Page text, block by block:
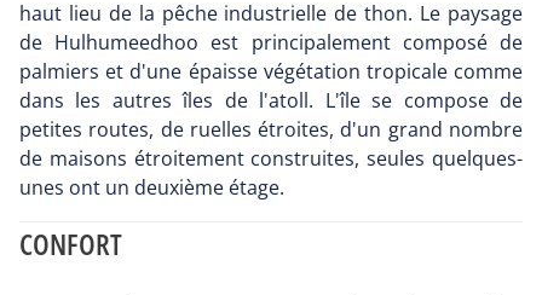
haut lieu de la pêche industrielle de thon. Le paysage
de Hulhumeedhoo est principalement composé de
palmiers et d'une épaisse végétation tropicale comme
dans les autres îles de l'atoll. L'île se compose de
petites routes, de ruelles étroites, d'un grand nombre
de maisons étroitement construites, seules quelques-
unes ont un deuxième étage.
CONFORT